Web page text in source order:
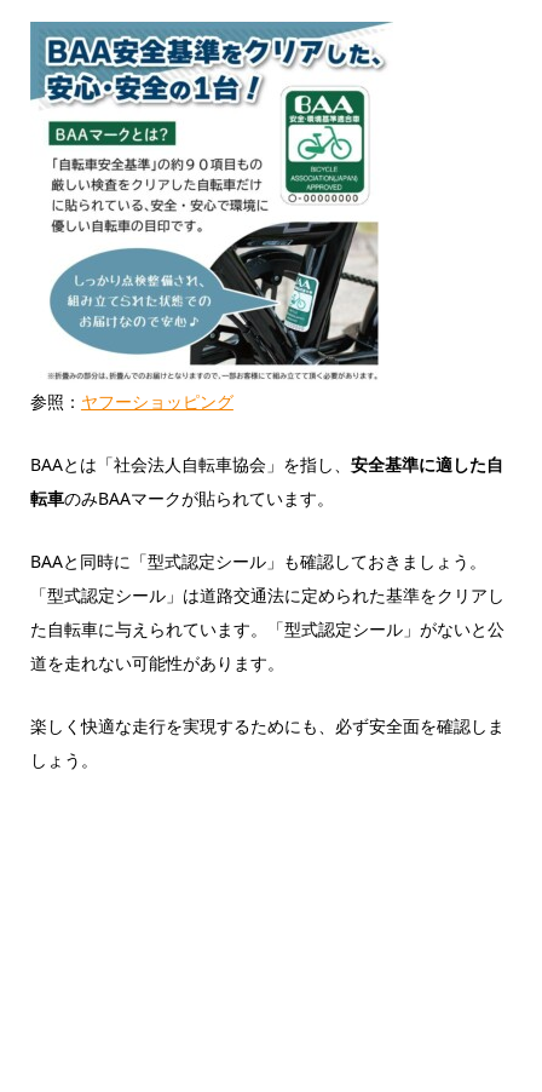
参照： ヤフーショッピング
BAAとは「社会法人自転車協会」を指し、 安全基準に適した自
転車のみBAAマークが貼られています。
BAAと同時に「型式認定シール」も確認しておきましょう。
「型式認定シール」は道路交通法に定められた基準をクリアし
た自転車に与えられています。「型式認定シール」がないと公
道を走れない可能性があります。
楽しく快適な走行を実現するためにも、必ず安全面を確認しま
しょう。